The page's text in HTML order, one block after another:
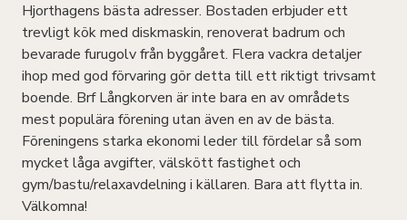
Hjorthagens bästa adresser. Bostaden erbjuder ett
trevligt kök med diskmaskin, renoverat badrum och
bevarade furugolv från byggåret. Flera vackra detaljer
ihop med god förvaring gör detta till ett riktigt trivsamt
boende. Brf Långkorven är inte bara en av områdets
mest populära förening utan även en av de bästa.
Föreningens starka ekonomi leder till fördelar så som
mycket låga avgifter, välskött fastighet och
gym/bastu/relaxavdelning i källaren. Bara att flytta in.
Välkomna!